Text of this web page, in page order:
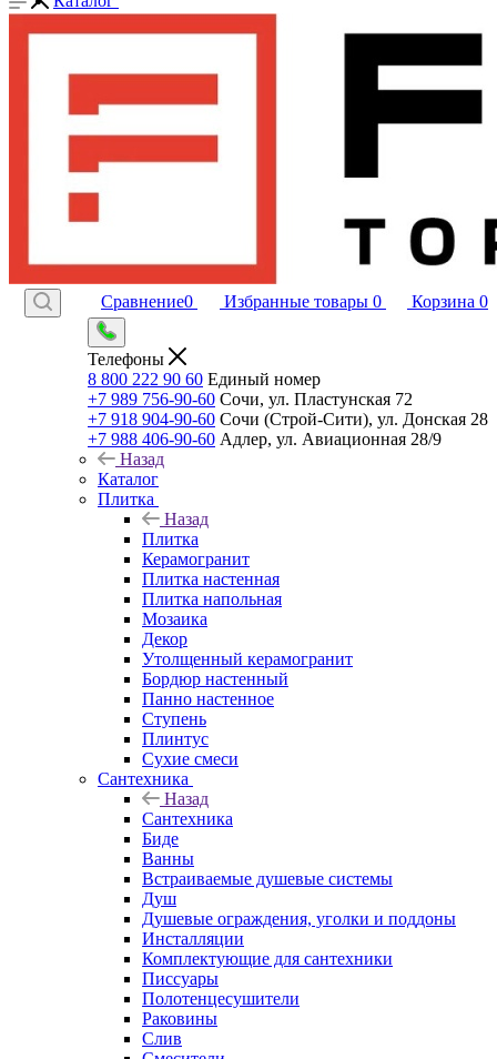
Сравнение0 Избранные товары 0 Корзина 0
Телефоны
8 800 222 90 60 Единый номер
+7 989 756-90-60 Сочи, ул. Пластунская 72
+7 918 904-90-60 Сочи (Строй-Сити), ул. Донская 28
+7 988 406-90-60 Адлер, ул. Авиационная 28/9
Назад
Каталог
Плитка
Назад
Плитка
Керамогранит
Плитка настенная
Плитка напольная
Мозаика
Декор
Утолщенный керамогранит
Бордюр настенный
Панно настенное
Ступень
Плинтус
Сухие смеси
Сантехника
Назад
Сантехника
Биде
Ванны
Встраиваемые душевые системы
Душ
Душевые ограждения, уголки и поддоны
Инсталляции
Комплектующие для сантехники
Писсуары
Полотенцесушители
Раковины
Слив